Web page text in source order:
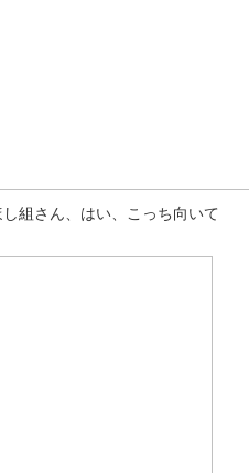
組さん、はい、こっち向いて